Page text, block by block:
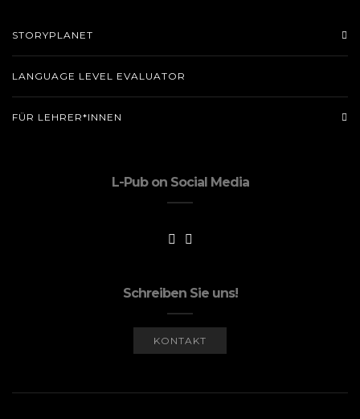
STORYPLANET
LANGUAGE LEVEL EVALUATOR
FÜR LEHRER*INNEN
L-Pub on Social Media
Schreiben Sie uns!
KONTAKT